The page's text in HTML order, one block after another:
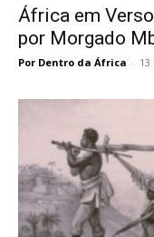
África em
por Morgado
Por Dentro da África -